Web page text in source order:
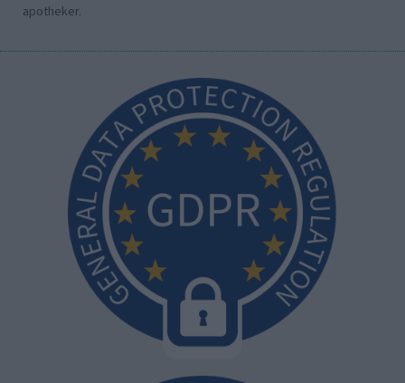
apotheker.